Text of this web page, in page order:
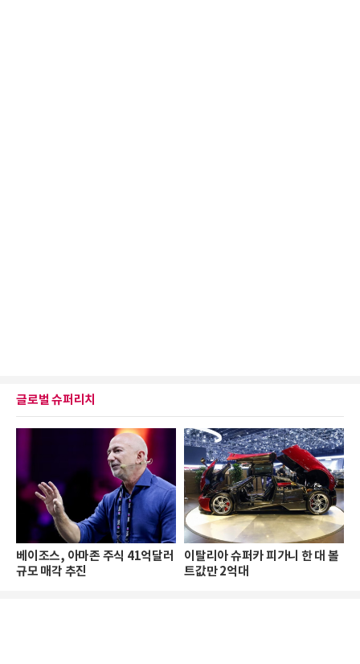
글로벌 슈퍼리치
베이조스, 아마존 주식 41억달러
규모 매각 추진
이탈리아 슈퍼카 피가니 한 대 볼
트값만 2억대